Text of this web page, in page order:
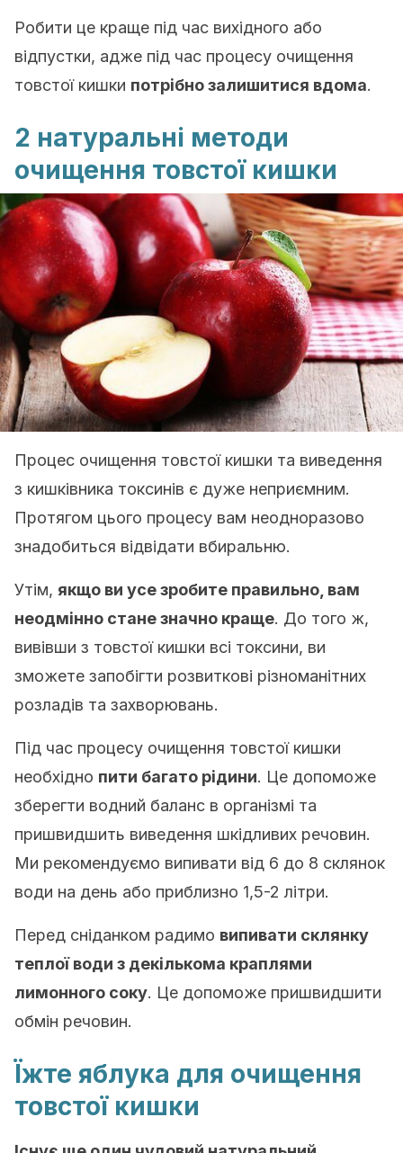
Робити це краще під час вихідного або
відпустки, адже під час процесу очищення
товстої кишки потрібно залишитися вдома.
2 натуральні методи
очищення товстої кишки
Процес очищення товстої кишки та виведення
з кишківника токсинів є дуже неприємним.
Протягом цього процесу вам неодноразово
знадобиться відвідати вбиральню.
Утім, якщо ви усе зробите правильно, вам
неодмінно стане значно краще. До того ж,
вивівши з товстої кишки всі токсини, ви
зможете запобігти розвиткові різноманітних
розладів та захворювань.
Під час процесу очищення товстої кишки
необхідно пити багато рідини. Це допоможе
зберегти водний баланс в організмі та
пришвидшить виведення шкідливих речовин.
Ми рекомендуємо випивати від 6 до 8 склянок
води на день або приблизно 1,5-2 літри.
Перед сніданком радимо випивати склянку
теплої води з декількома краплями
лимонного соку. Це допоможе пришвидшити
обмін речовин.
Їжте яблука для очищення
товстої кишки